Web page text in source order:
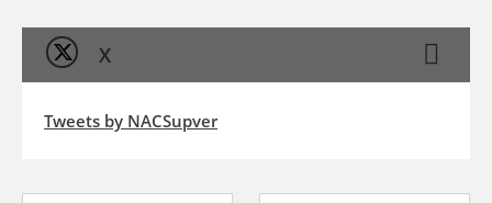
X
Tweets by NACSupver